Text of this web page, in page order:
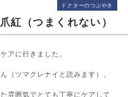
（つまくれない）
ドクターのつぶやき
アに行きました。
（ツマクレナイと読みます）、
雰囲気でとても丁寧にケアして